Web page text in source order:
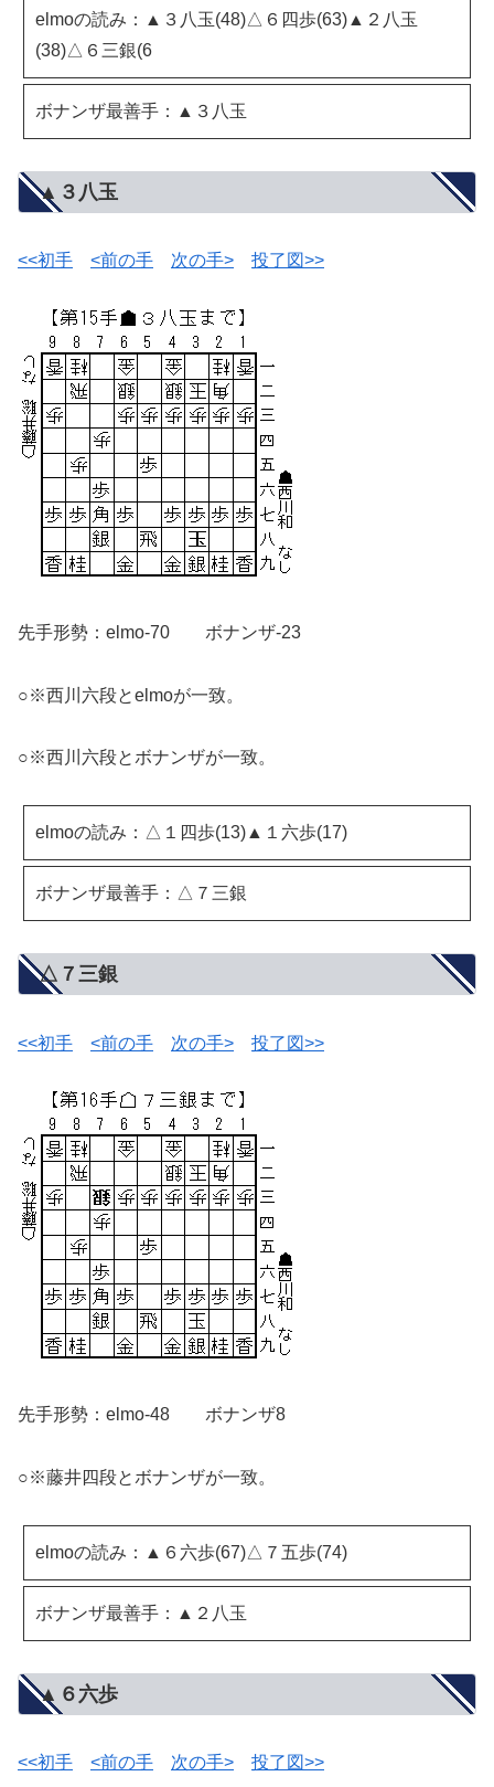
elmoの読み：▲３八玉(48)△６四歩(63)▲２八玉
(38)△６三銀(6
ボナンザ最善手：▲３八玉
▲３八玉
<<初手 <前の手 次の手> 投了図>>
先手形勢：elmo-70 ボナンザ-23
○※西川六段とelmoが一致。
○※西川六段とボナンザが一致。
elmoの読み：△１四歩(13)▲１六歩(17)
ボナンザ最善手：△７三銀
△７三銀
<<初手 <前の手 次の手> 投了図>>
先手形勢：elmo-48 ボナンザ8
○※藤井四段とボナンザが一致。
elmoの読み：▲６六歩(67)△７五歩(74)
ボナンザ最善手：▲２八玉
▲６六歩
<<初手 <前の手 次の手> 投了図>>